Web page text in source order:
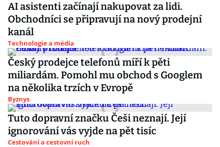
AI asistenti začínají nakupovat za lidi.
Obchodníci se připravují na nový prodejní
kanál
Technologie a média
Český prodejce telefonů míří k pěti
miliardám. Pomohl mu obchod s Googlem
na několika trzích v Evropě
Byznys
Tuto dopravní značku Češi neznají. Její
ignorování vás vyjde na pět tisíc
Cestování a cestovní ruch